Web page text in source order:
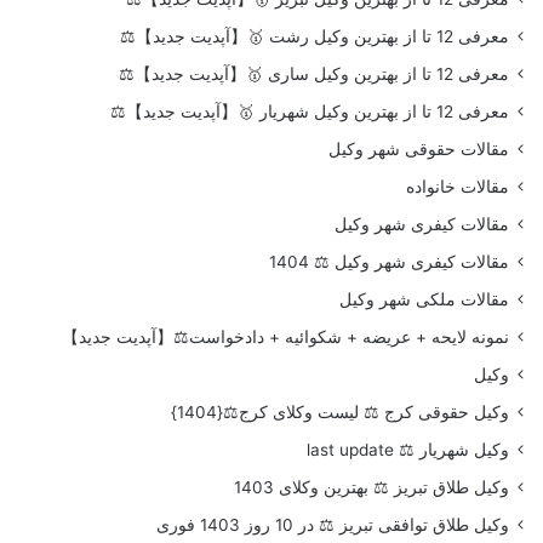
معرفی 12 تا از بهترین وکیل رشت 🥇【آپدیت جدید】⚖️
معرفی 12 تا از بهترین وکیل ساری 🥇【آپدیت جدید】⚖️
معرفی 12 تا از بهترین وکیل شهریار 🥇【آپدیت جدید】⚖️
مقالات حقوقی شهر وکیل
مقالات خانواده
مقالات کیفری شهر وکیل
مقالات کیفری شهر وکیل ⚖️ 1404
مقالات ملکی شهر وکیل
نمونه لایحه + عریضه + شکوائیه + دادخواست⚖️【آپدیت جدید】
وکیل
وکیل حقوقی کرج ⚖️ لیست وکلای کرج⚖️{1404}
وکیل شهریار ⚖️ last update
وکیل طلاق تبریز ⚖️ بهترین وکلای 1403
وکیل طلاق توافقی تبریز ⚖️ در 10 روز 1403 فوری